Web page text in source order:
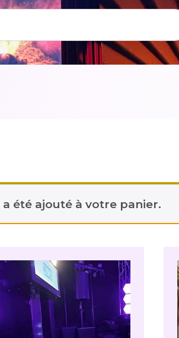
été ajouté à votre panier.